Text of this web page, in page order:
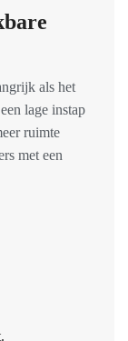
als het
lage instap
ruimte
met een